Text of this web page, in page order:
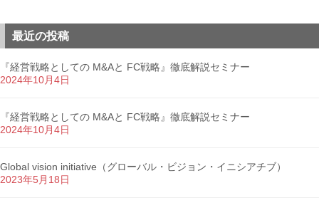
最近の投稿
『経営戦略としての M&Aと FC戦略』徹底解説セミナー
2024年10月4日
『経営戦略としての M&Aと FC戦略』徹底解説セミナー
2024年10月4日
Global vision initiative（グローバル・ビジョン・イニシアチブ）
2023年5月18日